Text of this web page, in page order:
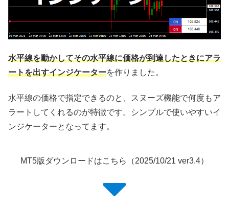
水平線を動かしてその水平線に価格が到達したときにアラ
ートを出すインジケーターを作りました。
水平線の価格で指定できるのと、スヌーズ機能で何度もア
ラートしてくれるのが特徴です。シンプルで使いやすいイ
ンジケーターとなってます。
MT5版ダウンロードはこちら（2025/10/21 ver3.4）